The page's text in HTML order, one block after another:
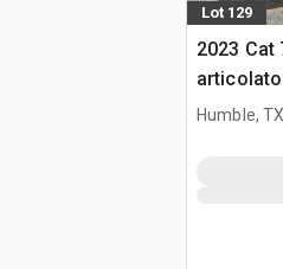
Lot 129
2023 Cat
articolato
Humble,